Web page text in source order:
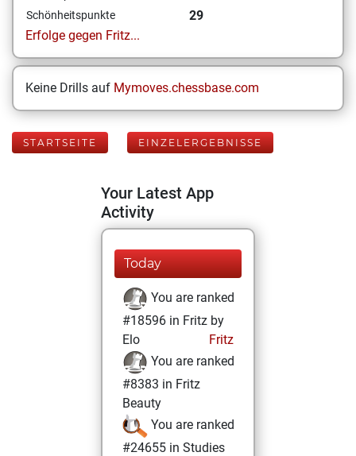
Schönheitspunkte
29
Erfolge gegen Fritz...
Keine Drills auf Mymoves.chessbase.com
STARTSEITE EINZELERGEBNISSE
Your Latest App
Activity
Today
You are ranked
#18596 in Fritz by
Elo
Fritz
You are ranked
#8383 in Fritz
Beauty
You are ranked
#24655 in Studies